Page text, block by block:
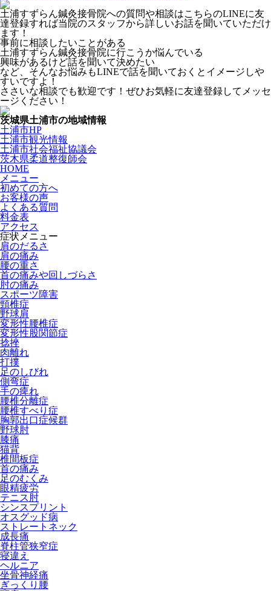
土浦すずらん鍼灸接骨院への質問や相談はこちらのLINEに友
達登録すれば当院のスタッフから詳しいお話を聞いていただけ
ます！
事前に相談したいことがある
土浦すずらん鍼灸接骨院に行こうか悩んでいる
興味があるけど話を聞いて決めたい
など、そんなお悩みもLINEで話を聞いておくとイメージしや
すいですよ！
ささいな相談でも歓迎です！ぜひお気軽に友達登録してメッセ
ージください！
茨城県土浦市の地域情報
土浦市HP
土浦市観光情報
土浦市社会福祉協議会
茨木県柔道整復師会
HOME
メニュー
初めての方へ
お客様の声
よくある質問
料金表
アクセス
症状メニュー
肩のだるさ
肩の痛み
腰の重さ
首の痛みや回しづらさ
肘の痛み
スポーツ障害
頸椎症
野球肩
変形性腰椎症
変形性股関節症
捻挫
肉離れ
打撲
足のしびれ
側弯症
手の痺れ
腰椎分離症
腰椎すべり症
胸郭出口症候群
野球肘
膝痛
猫背
椎間板症
首の痛み
足のむくみ
眼精疲労
テニス肘
シンスプリント
オスグッド病
ストレートネック
成長痛
脊柱管狭窄症
寝違え
ヘルニア
坐骨神経痛
ぎっくり腰